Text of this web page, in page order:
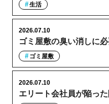
生活
ゴミ屋敷の臭い消しに
2026.07.10
ゴミ屋敷
エリート会社員が陥っ
2026.07.10